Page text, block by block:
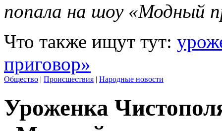
попала на шоу «Модный
Что также ищут тут:
приговор»
Общество | Происшествия | Народные новости
Уроженка